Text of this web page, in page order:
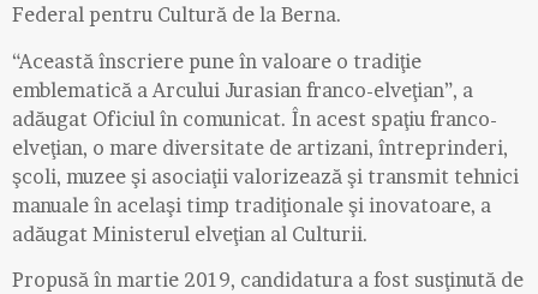
Federal pentru Cultură de la Berna.
“Această înscriere pune în valoare o tradiţie
emblematică a Arcului Jurasian franco-elveţian”, a
adăugat Oficiul în comunicat. În acest spaţiu franco-
elveţian, o mare diversitate de artizani, întreprinderi,
şcoli, muzee şi asociaţii valorizează şi transmit tehnici
manuale în acelaşi timp tradiţionale şi inovatoare, a
adăugat Ministerul elveţian al Culturii.
Propusă în martie 2019, candidatura a fost susţinută de